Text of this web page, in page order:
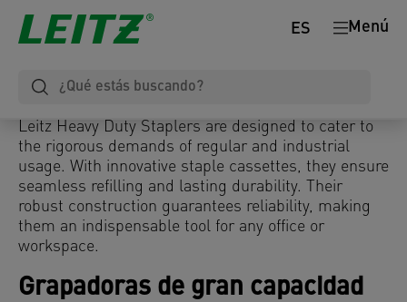
Menú
ES
Leitz Heavy Duty Staplers are designed to cater to
the rigorous demands of regular and industrial
usage. With innovative staple cassettes, they ensure
seamless refilling and lasting durability. Their
robust construction guarantees reliability, making
them an indispensable tool for any office or
workspace.
Grapadoras de gran capacidad